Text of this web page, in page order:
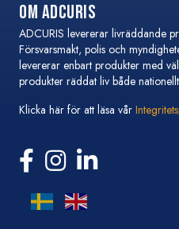
Om Adcuris
ADCURIS levererar livräddande
Försvarsmakt, polis och
levererar enbart produkter med
produkter räddat liv både
Klicka här för att läsa vår
Följ oss på Facebook
Följ oss på Instagram
Följ oss på Linkedin